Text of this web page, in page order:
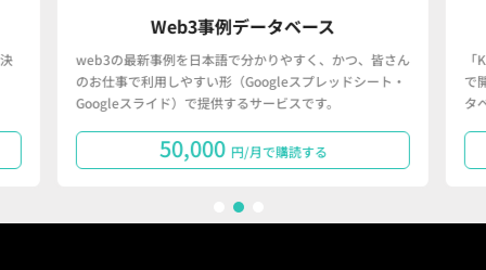
Web3事例データベース
web3の最新事例を日本語で分かりやすく、かつ、皆さん
のお仕事で利用しやすい形（Googleスプレッドシート・
Googleスライド）で提供するサービスです。
50,000 円/月で購読する
で
タ